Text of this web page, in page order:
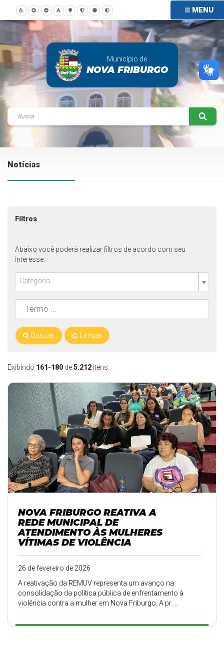
MENU
Município de
NOVA FRIBURGO
Notícias
Exibindo 161-180 de5.212 itens.
NOVA FRIBURGO REATIVA A
REDE MUNICIPAL DE
ATENDIMENTO ÀS MULHERES
VÍTIMAS DE VIOLÊNCIA
26 de fevereiro de 2026
A reativação da REMUV representa um avanço na
consolidação da política pública de enfrentamento à
violência contra a mulher em Nova Friburgo. A pr ...
Filtros
Abaixo você poderá realizar filtros de acordo com seu
interesse.
Categoria
Buscar Limpar